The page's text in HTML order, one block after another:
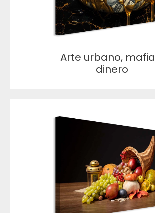
Arte urbano,
dinero